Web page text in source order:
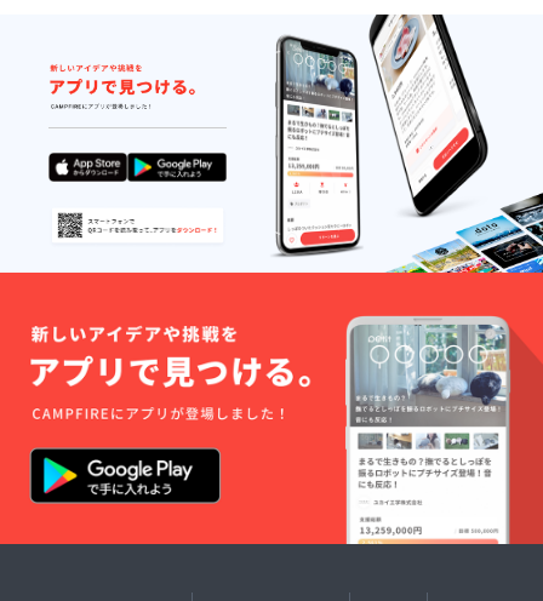
グ：4本
アンプ
(TUBE-
04J) ・
サイ
ズ：
H33㎜
ⅹW98
㎜ ・重
さ：345
ｇ ※送
料込み
のお値
段で
シナベ
ニア）
・定格
電力：
25W ・
使用上
の注
意：特
になし
・説明
書：日
本語の
説明書
付き ・
間：3年
間 【付
属品】
・オー
ディオ
ケーブ
ル（ス
テレオ
ミニ・
ン
ジャッ
ク）：
本 ・ス